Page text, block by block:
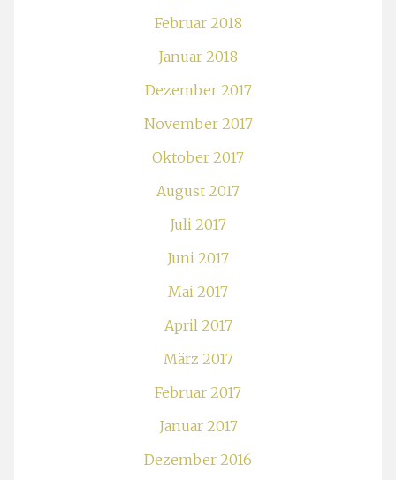
Februar 2018
Januar 2018
Dezember 2017
November 2017
Oktober 2017
August 2017
Juli 2017
Juni 2017
Mai 2017
April 2017
März 2017
Februar 2017
Januar 2017
Dezember 2016